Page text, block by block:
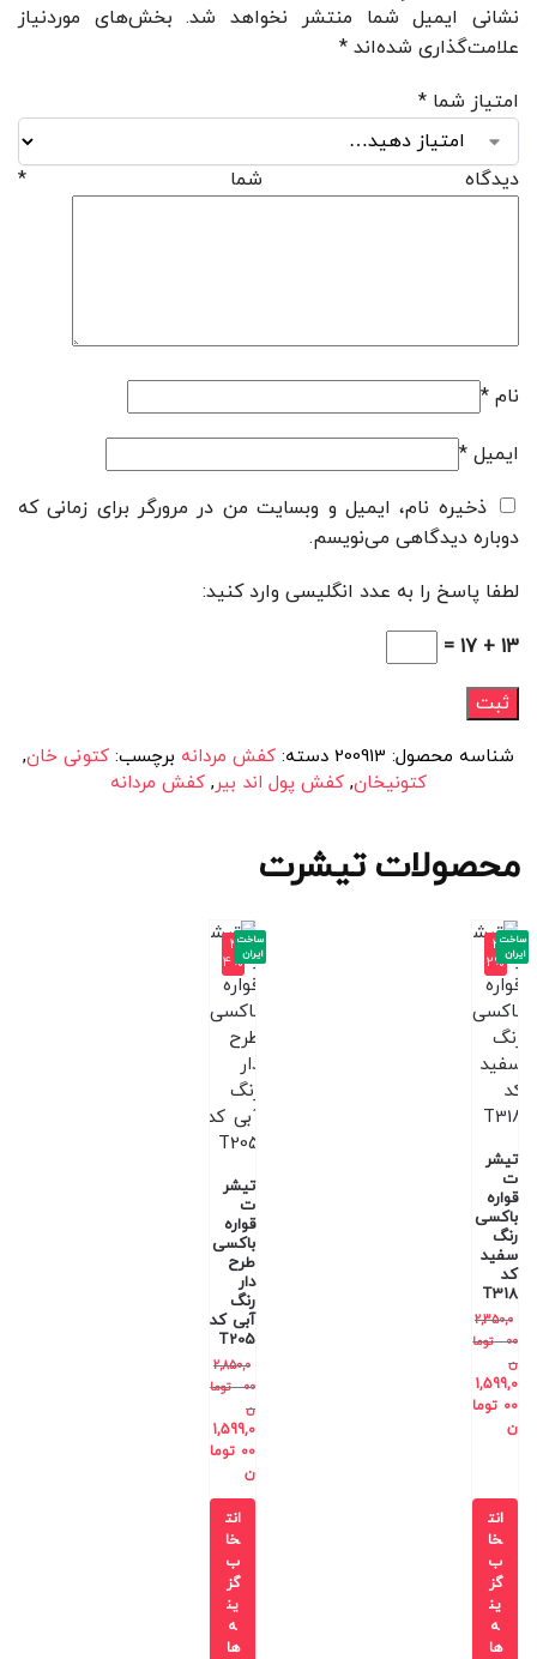
نشانی ایمیل شما منتشر نخواهد شد. بخش‌های موردنیاز
علامت‌گذاری شده‌اند *
امتیاز شما *
دیدگاه شما *
نام *
ایمیل *
ذخیره نام، ایمیل و وبسایت من در مرورگر برای زمانی که
دوباره دیدگاهی می‌نویسم.
لطفا پاسخ را به عدد انگلیسی وارد کنید:
13 + 17 =
شناسه محصول: 200913 دسته: کفش مردانه برچسب: کتونی خان,
کتونیخان, کفش پول اند بیر, کفش مردانه
محصولات تیشرت
-3
2%
تیشر
ت
قواره
باکسی
رنگ
سفید
کد
T318
2,350,0
00
توما
ن
1,599,0
00 توما
ن
ساخت
ایران
انت
خا
ب
گز
ین
ه
ها
-4
4%
تیشر
ت
قواره
باکسی
طرح
دار
رنگ
آبی کد
T205
2,850,0
00
توما
ن
1,599,0
00 توما
ن
ساخت
ایران
انت
خا
ب
گز
ین
ه
ها